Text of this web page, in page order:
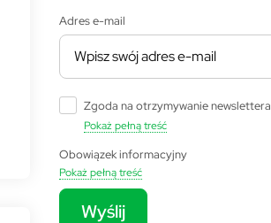
Adres e-mail
Zgoda na otrzymywanie newslettera
Pokaż pełną treść
Obowiązek informacyjny
Pokaż pełną treść
Wyślij